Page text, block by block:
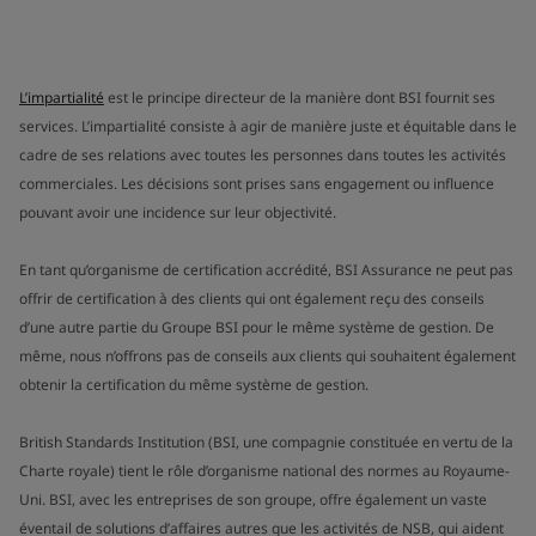
L’impartialité est le principe directeur de la manière dont BSI fournit ses
services. L’impartialité consiste à agir de manière juste et équitable dans le
cadre de ses relations avec toutes les personnes dans toutes les activités
commerciales. Les décisions sont prises sans engagement ou influence
pouvant avoir une incidence sur leur objectivité.
En tant qu’organisme de certification accrédité, BSI Assurance ne peut pas
offrir de certification à des clients qui ont également reçu des conseils
d’une autre partie du Groupe BSI pour le même système de gestion. De
même, nous n’offrons pas de conseils aux clients qui souhaitent également
obtenir la certification du même système de gestion.
British Standards Institution (BSI, une compagnie constituée en vertu de la
Charte royale) tient le rôle d’organisme national des normes au Royaume-
Uni. BSI, avec les entreprises de son groupe, offre également un vaste
éventail de solutions d’affaires autres que les activités de NSB, qui aident